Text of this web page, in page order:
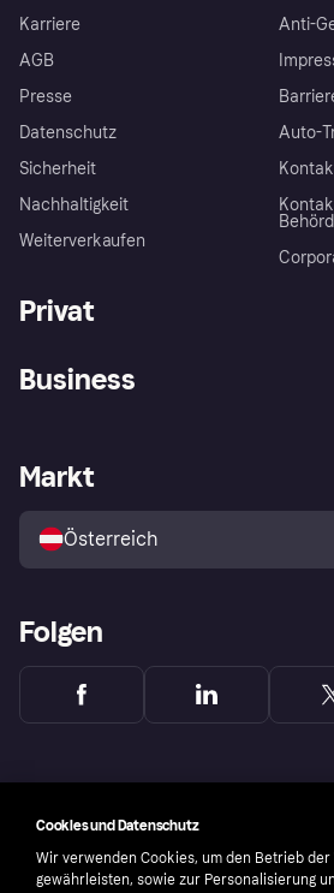
Karriere
AGB
Presse
Datenschutz
Sicherheit
Nachhaltigkeit
Weiterverkaufen
Anti-
Auto-
Privat
Shops entdecken
Business
Händlerportal
Markt
Österreich
Folgen
Cookies und Datenschutz
Wir verwenden Cookies, um den Betrieb der
gewährleisten, sowie zur Personalisierung